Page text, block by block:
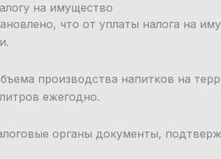
на имущество
что от уплаты налога на
производства напитков на
ежегодно.
органы документы,